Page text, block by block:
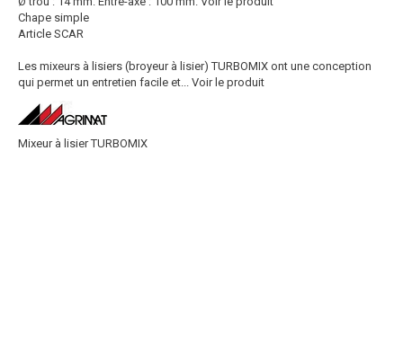
Chape simple
Article SCAR
Les mixeurs à lisiers (broyeur à lisier) TURBOMIX ont une conception
qui permet un entretien facile et... Voir le produit
Mixeur à lisier TURBOMIX